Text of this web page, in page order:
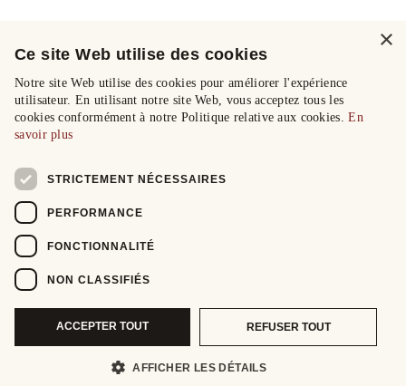
×
Ce site Web utilise des cookies
Notre site Web utilise des cookies pour améliorer l'expérience
utilisateur. En utilisant notre site Web, vous acceptez tous les
cookies conformément à notre Politique relative aux cookies.En
savoir plus
STRICTEMENT NÉCESSAIRES
PERFORMANCE
FONCTIONNALITÉ
NON CLASSIFIÉS
ACCEPTER TOUT REFUSER TOUT
AFFICHER LES DÉTAILS